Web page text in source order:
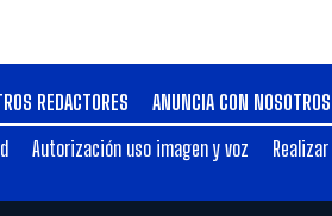
REDACTORES ANUNCIA CON NOSOTROS
Autorización uso imagen y voz